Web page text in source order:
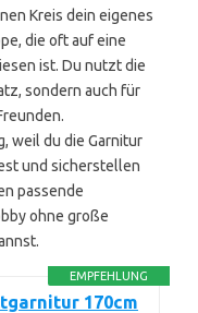
Kreis dein eigenes
die oft auf eine
ist. Du nutzt die
sondern auch für
weil du die Garnitur
und sicherstellen
passende
ohne große
EMPFEHLUNG
170cm